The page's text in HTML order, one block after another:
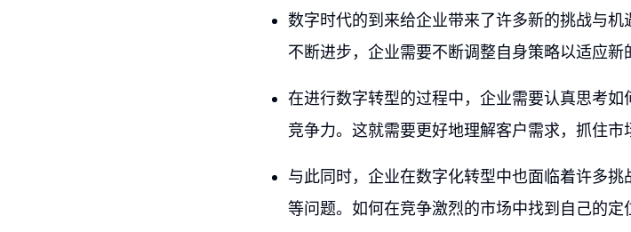
数字时代的到来给企业带来了许多新的挑战与
不断进步，企业需要不断调整自身策略以适应新
在进行数字转型的过程中，企业需要认真思考
竞争力。这就需要更好地理解客户需求，抓住市
与此同时，企业在数字化转型中也面临着许多
等问题。如何在竞争激烈的市场中找到自己的定